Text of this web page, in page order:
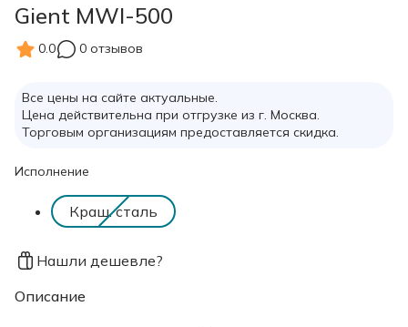
Gient MWI-500
0.0 0 отзывов
Все цены на сайте актуальные.
Цена действительна при отгрузке из г. Москва.
Торговым организациям предоставляется скидка.
Исполнение
Краш. сталь
Нашли дешевле?
Описание